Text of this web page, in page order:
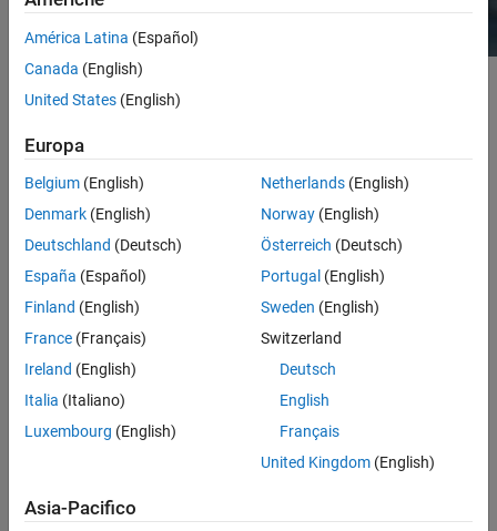
Protocol or Standard
América Latina (Español)
Canada (English)
United States (English)
Europa
Belgium (English)
Denmark (English)
Deutschland (Deutsch)
España (Español)
Finland (English)
France (Français)
Ireland (English)
Italia (Italiano)
Luxembourg (English)
Netherlands(English)
Norway(English)
Österreich (Deutsch)
Portugal (English)
Sweden (English)
Switzerland
Deutsch
English
Français
United Kingdom(English)
Asia-Pacifico